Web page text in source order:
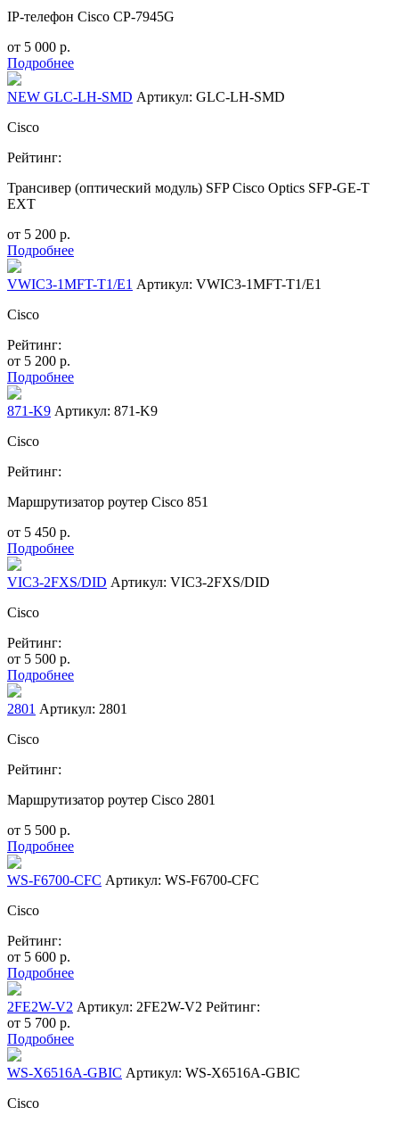
IP-телефон Cisco CP-7945G
от 5 000 р.
Подробнее
NEW GLC-LH-SMD Артикул: GLC-LH-SMD
Cisco
Рейтинг:
Трансивер (оптический модуль) SFP Cisco Optics SFP-GE-T
EXT
от 5 200 р.
Подробнее
VWIC3-1MFT-T1/E1 Артикул: VWIC3-1MFT-T1/E1
Cisco
Рейтинг:
от 5 200 р.
Подробнее
871-K9 Артикул: 871-K9
Cisco
Рейтинг:
Маршрутизатор роутер Cisco 851
от 5 450 р.
Подробнее
VIC3-2FXS/DID Артикул: VIC3-2FXS/DID
Cisco
Рейтинг:
от 5 500 р.
Подробнее
2801 Артикул: 2801
Cisco
Рейтинг:
Маршрутизатор роутер Cisco 2801
от 5 500 р.
Подробнее
WS-F6700-CFC Артикул: WS-F6700-CFC
Cisco
Рейтинг:
от 5 600 р.
Подробнее
2FE2W-V2 Артикул: 2FE2W-V2 Рейтинг:
от 5 700 р.
Подробнее
WS-X6516A-GBIC Артикул: WS-X6516A-GBIC
Cisco